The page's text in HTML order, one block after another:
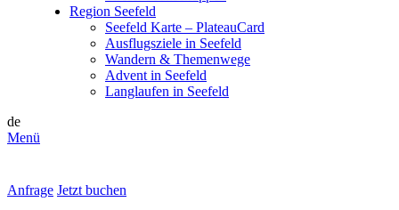
Region Seefeld
Seefeld Karte – PlateauCard
Ausflugsziele in Seefeld
Wandern & Themenwege
Advent in Seefeld
Langlaufen in Seefeld
de
Menü
Anfrage Jetzt buchen